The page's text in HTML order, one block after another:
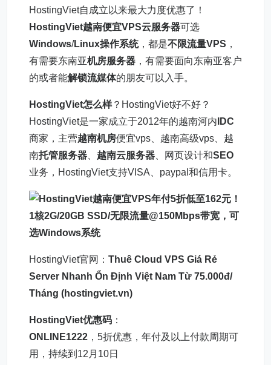
HostingViet自成立以来最大力度优惠了！
HostingViet越南便宜VPS云服务器可选
Windows/Linux操作系统，都是不限流量VPS ，
有需要东南亚机房服务器 ，有需要面向东南亚客户
的或者能解锁流媒体的朋友可以入手。
HostingViet怎么样？HostingViet好不好？
HostingViet是一家成立于2012年的越南河内 IDC
商家，主营越南机房便宜vps、越南高级vps、越
南托管服务器 越南云服务器 、网页设计和SEO
业务，HostingViet支持VISA、paypal和信用卡。
HostingViet官网： Thuê Cloud VPS Giá Rẻ
Server Nhanh Ổn Định Việt Nam Từ 75.000đ/
Tháng (hostingviet.vn)
HostingViet优惠码 ：
ONLINE1222 ，5折优惠，年付及以上付款周期可
用，持续到12月10日